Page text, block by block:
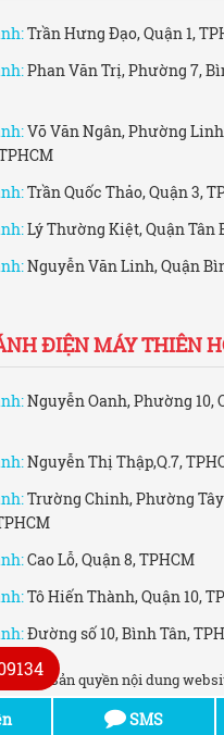
Trần Hưng Đạo, Quận 1,
Phan Văn Trị, Phường 7,
Võ Văn Ngân, Phường
Trần Quốc Thảo, Quận 3,
Lý Thường Kiệt, Quận Tân
Nguyễn Văn Linh, Quận
ĐIỆN MÁY THIÊN
Nguyễn Oanh, Phường 10,
Nguyễn Thị Thập,Q.7,
Trường Chinh, Phường
Cao Lỗ, Quận 8, TPHCM
Tô Hiến Thành, Quận 10,
Đường số 10, Bình Tân,
2021. Bản quyền nội dung
SMS